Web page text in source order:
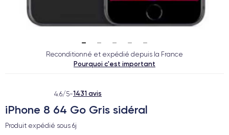
Reconditionné et expédié depuis la France
Pourquoi c'est important
4.6/5-1431 avis
iPhone 8 64 Go Gris sidéral
Produit expédié sous 6j